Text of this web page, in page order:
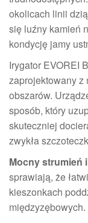
okolicach linii
się luźny kamień
kondycję jamy
Irygator EVOREI
zaprojektowany z
obszarów.
sposób, który
skuteczniej
zwykła
Mocny strumień
sprawiają, że
kieszonkach
międzyzębowych.